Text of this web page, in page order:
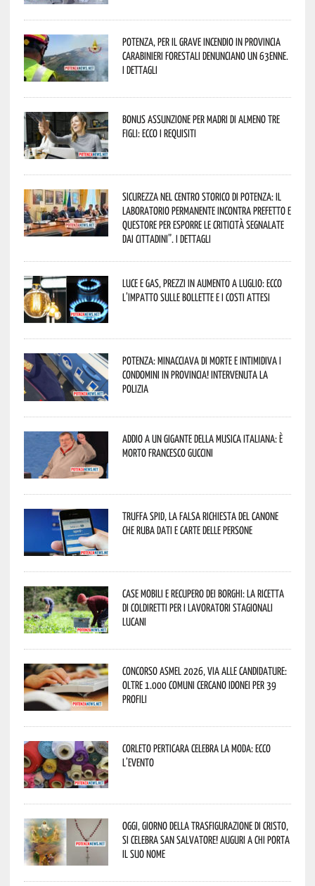
Potenza, per il grave incendio in Provincia
Carabinieri forestali denunciano un 63enne.
I dettagli
Bonus assunzione per madri di almeno tre
figli: ecco i requisiti
Sicurezza nel Centro Storico di Potenza: il
Laboratorio Permanente incontra Prefetto e
Questore per esporre le criticità segnalate
dai cittadini”. I dettagli
Luce e gas, prezzi in aumento a luglio: ecco
l’impatto sulle bollette e i costi attesi
Potenza: minacciava di morte e intimidiva i
condomini in provincia! Intervenuta la
Polizia
Addio a un gigante della musica italiana: è
morto Francesco Guccini
Truffa Spid, la falsa richiesta del canone
che ruba dati e carte delle persone
Case mobili e recupero dei borghi: la ricetta
di Coldiretti per i lavoratori stagionali
lucani
Concorso Asmel 2026, via alle candidature:
oltre 1.000 Comuni cercano idonei per 39
profili
Corleto Perticara celebra la moda: ecco
l’evento
Oggi, giorno della Trasfigurazione di Cristo,
si celebra San Salvatore! Auguri a chi porta
il suo nome